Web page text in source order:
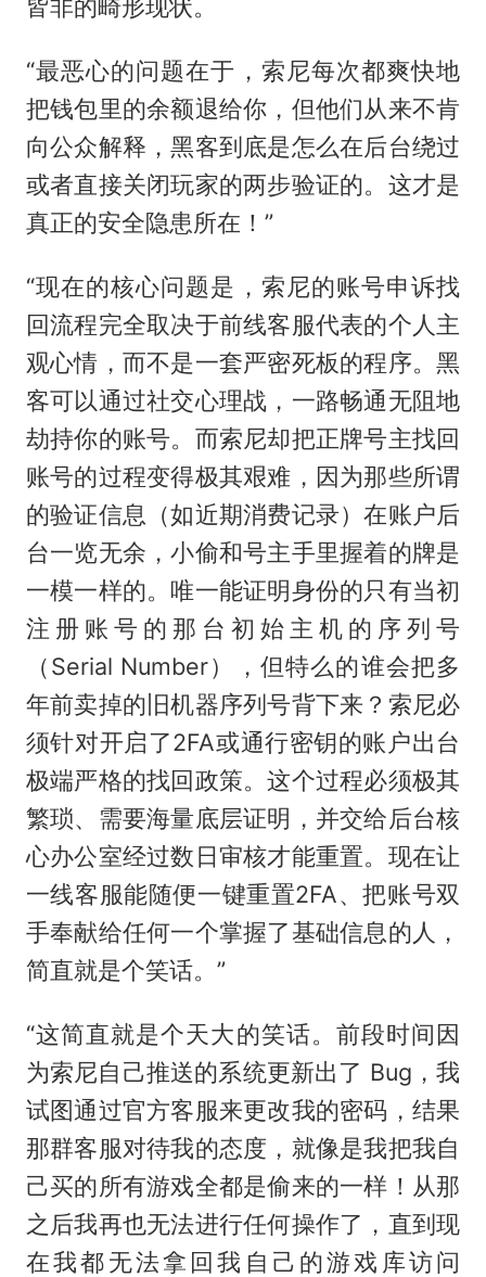
皆非的畸形现状。
“最恶心的问题在于，索尼每次都爽快地
把钱包里的余额退给你，但他们从来不肯
向公众解释，黑客到底是怎么在后台绕过
或者直接关闭玩家的两步验证的。这才是
真正的安全隐患所在！”
“现在的核心问题是，索尼的账号申诉找
回流程完全取决于前线客服代表的个人主
观心情，而不是一套严密死板的程序。黑
客可以通过社交心理战，一路畅通无阻地
劫持你的账号。而索尼却把正牌号主找回
账号的过程变得极其艰难，因为那些所谓
的验证信息（如近期消费记录）在账户后
台一览无余，小偷和号主手里握着的牌是
一模一样的。唯一能证明身份的只有当初
注册账号的那台初始主机的序列号
（Serial Number），但特么的谁会把多
年前卖掉的旧机器序列号背下来？索尼必
须针对开启了2FA或通行密钥的账户出台
极端严格的找回政策。这个过程必须极其
繁琐、需要海量底层证明，并交给后台核
心办公室经过数日审核才能重置。现在让
一线客服能随便一键重置2FA、把账号双
手奉献给任何一个掌握了基础信息的人，
简直就是个笑话。”
“这简直就是个天大的笑话。前段时间因
为索尼自己推送的系统更新出了 Bug，我
试图通过官方客服来更改我的密码，结果
那群客服对待我的态度，就像是我把我自
己买的所有游戏全都是偷来的一样！从那
之后我再也无法进行任何操作了，直到现
在我都无法拿回我自己的游戏库访问